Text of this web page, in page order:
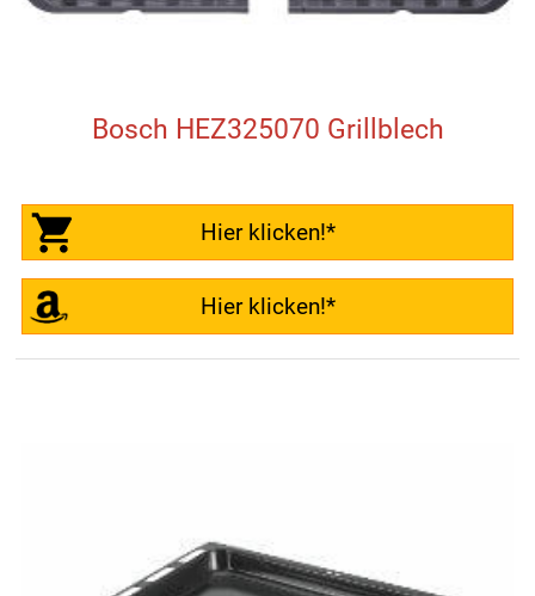
Bosch HEZ325070 Grillblech
Hier klicken!*
Hier klicken!*